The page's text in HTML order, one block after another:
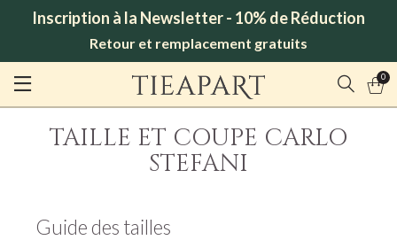
Inscription à la Newsletter - 10% de Réduction
Retour et remplacement gratuits
0
TAILLE ET COUPE CARLO
STEFANI
Guide des tailles